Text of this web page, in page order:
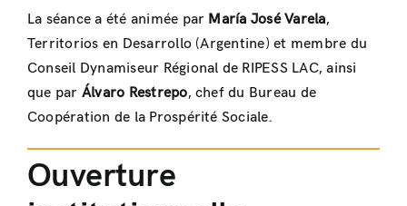
La séance a été animée par María José Varela,
Territorios en Desarrollo (Argentine) et membre du
Conseil Dynamiseur Régional de RIPESS LAC, ainsi
que par Álvaro Restrepo, chef du Bureau de
Coopération de la Prospérité Sociale.
Ouverture